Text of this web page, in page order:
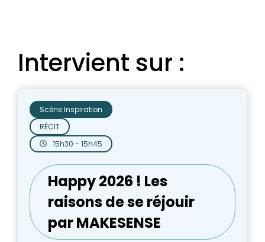
Intervient sur :
15h30 - 15h45
RÉCIT
Scène Inspiration
Happy 2026 ! Les
raisons de se réjouir
par MAKESENSE